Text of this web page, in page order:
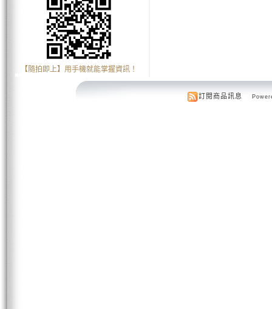
【隨拍即上】用手機就能掌握資訊！
訂閱商品訊息